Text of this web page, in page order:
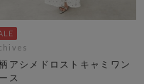
アシメドロストキャミワン
ス